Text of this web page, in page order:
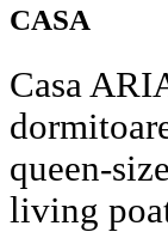
CASA
Casa
queen-
living